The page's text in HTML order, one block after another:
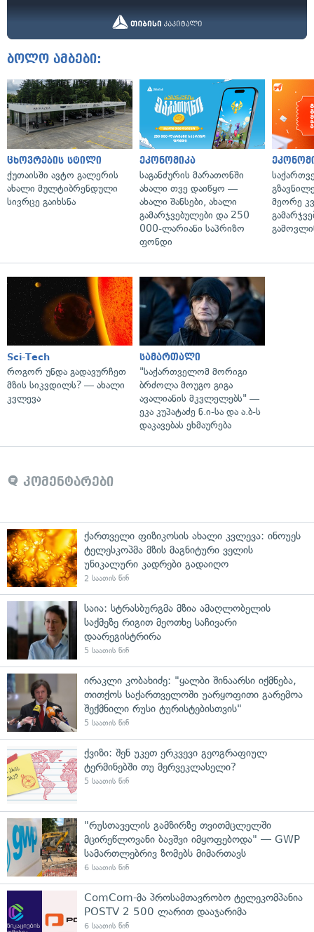
ბოლო ამბები:
ცხოვრების სტილი
ქუთაისში ავტო გალერის
ახალი მულტიბრენდული
სივრცე გაიხსნა
ეკონომიკა
საგანძურის მარათონში
ახალი თვე დაიწყო —
ახალი შანსები, ახალი
გამარჯვებულები და 250
000-ლარიანი საპრიზო
ფონდი
მეორე
Sci-Tech
როგორ უნდა გადავურჩეთ
მზის სიკვდილს? — ახალი
კვლევა
სამართალი
"საქართველომ მორიგი
ბრძოლა მოუგო გიგა
ავალიანის მკვლელებს" —
ეკა კუპატაძე ნ.ი-სა და ა.ბ-ს
დაკავებას ეხმაურება
კომენტარები
ქართველი ფიზიკოსის ახალი კვლევა: ინოუეს
ტელესკოპმა მზის მაგნიტური ველის
უნიკალური კადრები გადაიღო
2 საათის წინ
საია: სტრასბურგმა მზია ამაღლობელის
საქმეზე რიგით მეოთხე საჩივარი
დაარეგისტრირა
5 საათის წინ
ირაკლი კობახიძე: "ყალბი შინაარსი იქმნება,
თითქოს საქართველოში უარყოფითი გარემოა
შექმნილი რუსი ტურისტებისთვის"
5 საათის წინ
ქვიზი: შენ უკეთ ერკვევი გეოგრაფიულ
ტერმინებში თუ მერვეკლასელი?
5 საათის წინ
"რუსთაველის გამზირზე თვითმცლელში
მცირეწლოვანი ბავშვი იმყოფებოდა" — GWP
სამართლებრივ ზომებს მიმართავს
6 საათის წინ
ComCom-მა პროსამთავრობო ტელეკომპანია
POSTV 2 500 ლარით დააჯარიმა
6 საათის წინ